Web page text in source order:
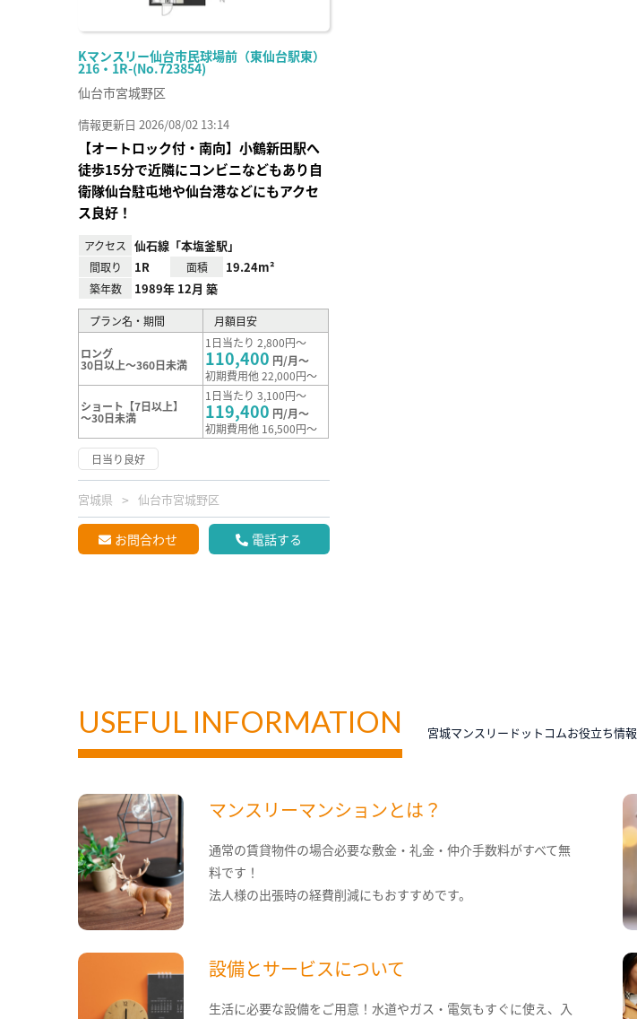
Kマンスリー仙台市民球場前（東仙台駅東）
216・1R-(No.723854)
仙台市宮城野区
情報更新日 2026/08/02 13:14
【オートロック付・南向】小鶴新田駅へ
徒歩15分で近隣にコンビニなどもあり自
衛隊仙台駐屯地や仙台港などにもアクセ
ス良好！
アクセス 仙石線「本塩釜駅」
間取り 1R 面積 19.24m²
築年数 1989年 12月 築
プラン名・期間 月額目安
ロング
30日以上～360日未満
1日当たり 2,800円～
110,400 円/月～
初期費用他 22,000円～
ショート【7日以上】
～30日未満
1日当たり 3,100円～
119,400 円/月～
初期費用他 16,500円～
日当り良好
宮城県 仙台市宮城野区
お問合わせ 電話する
USEFUL INFORMATION 宮城マンスリードットコムお役立ち情報
マンスリーマンションとは？
通常の賃貸物件の場合必要な敷金・礼金・仲介手数料がすべて無
料です！
法人様の出張時の経費削減にもおすすめです。
設備とサービスについて
生活に必要な設備をご用意！水道やガス・電気もすぐに使え、入